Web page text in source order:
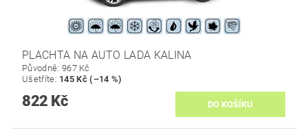
PLACHTA NA AUTO LADA KALINA
Původně: 967 Kč
Ušetříte: 145 Kč (–14 %)
822 Kč